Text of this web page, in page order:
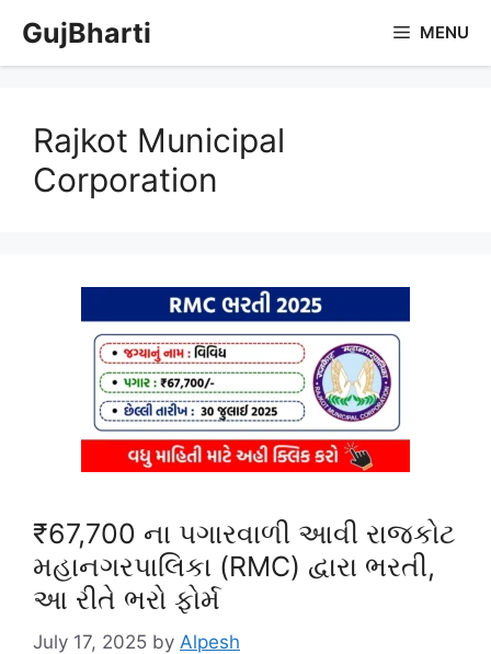
content
GujBharti MENU
Rajkot Municipal
Corporation
₹67,700 ના પગારવાળી આવી રાજકોટ
મહાનગરપાલિકા (RMC) દ્વારા ભરતી,
આ રીતે ભરો ફોર્મ
July 17, 2025 by Alpesh